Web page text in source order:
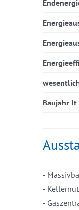
Baujahr
-
-
-